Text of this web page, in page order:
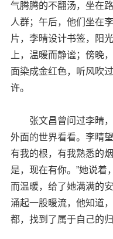
气腾腾的不翻汤，坐在
人群；午后，他们坐在
片，李晴设计书签，阳
上，温暖而静谧；傍晚
面染成金红色，听风吹
许。
张文昌曾问过李晴，
外面的世界看看。李晴
有我的根，有我熟悉的
是，现在有你。”她说着
而温暖，给了她满满的
涌起一股暖流，他知道
都，找到了属于自己的归